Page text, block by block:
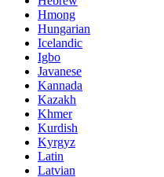
Hmong
Hungarian
Icelandic
Igbo
Javanese
Kannada
Kazakh
Khmer
Kurdish
Kyrgyz
Latin
Latvian